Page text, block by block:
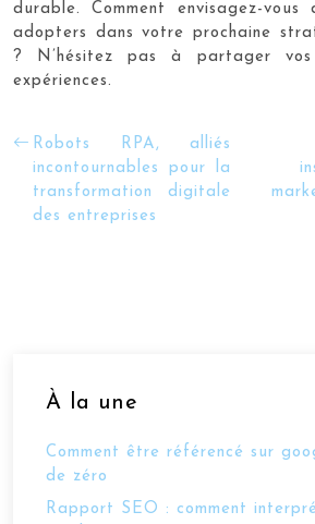
durable. Comment envisagez-vous
adopters dans votre prochaine
? N’hésitez pas à partager
expériences.
Robots RPA, alliés
incontournables pour la
transformation digitale
des entreprises
À la une
Comment être référencé sur
de zéro
Rapport SEO : comment